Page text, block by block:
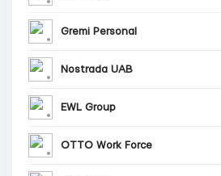
Gremi Personal
Nostrada UAB
EWL Group
OTTO Work Force